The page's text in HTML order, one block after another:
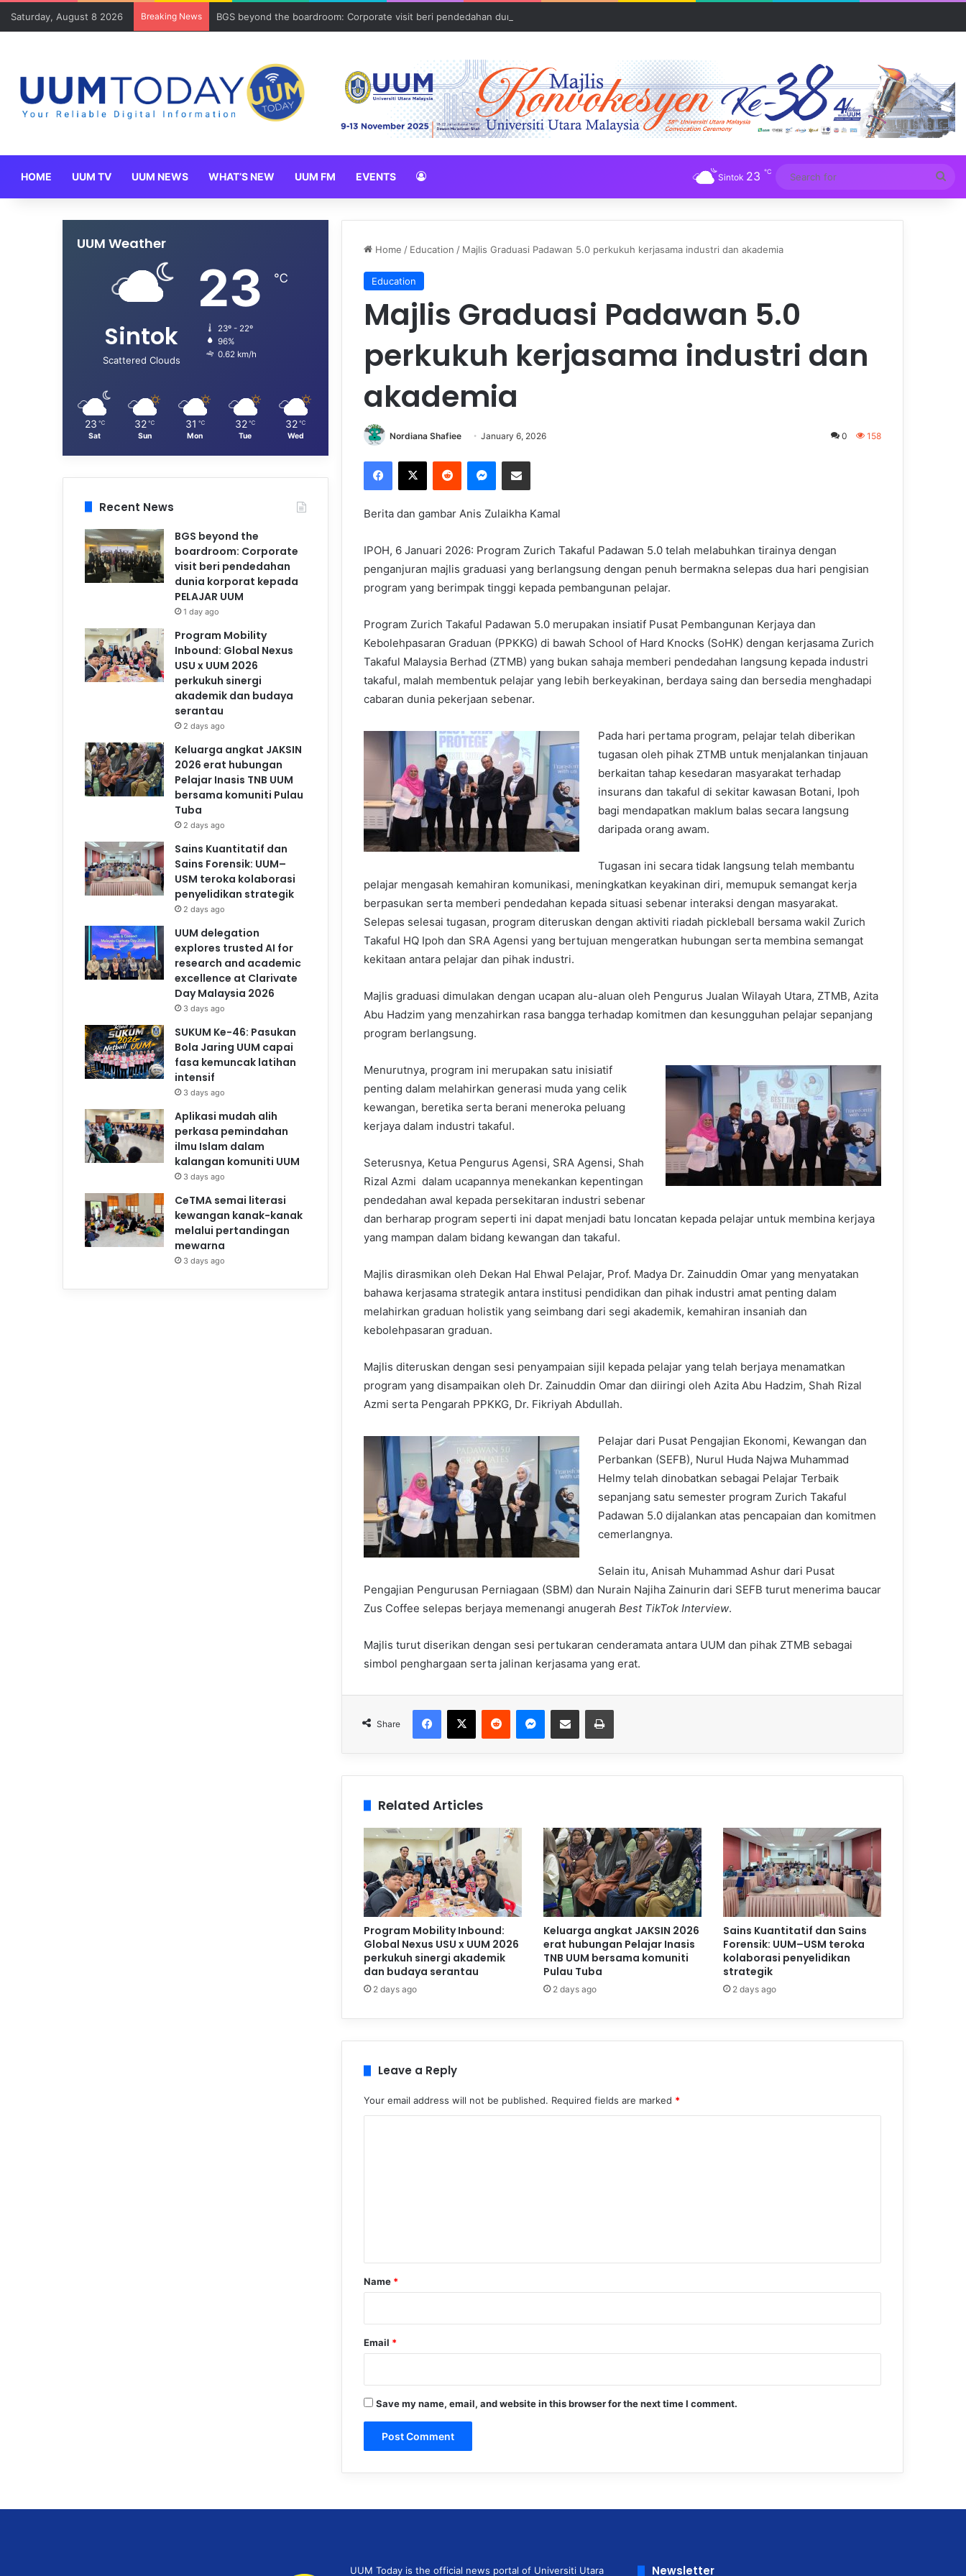
Saturday, August 8 2026 Breaking News BGS beyond the boardroom: Corporate visit beri pendedahan dunia korporat kepada PELAJAR UUM
HOME UUM TV UUM NEWS WHAT’S NEW UUM FM EVENTS Sintok 23 ℃
for
Home / Education / Majlis Graduasi Padawan 5.0 perkukuh kerjasama industri dan akademia
Education
Majlis Graduasi Padawan 5.0
perkukuh kerjasama industri dan
akademia
Nordiana Shafiee January 6, 2026 0 158
Berita dan gambar Anis Zulaikha Kamal
IPOH, 6 Januari 2026: Program Zurich Takaful Padawan 5.0 telah melabuhkan tirainya dengan
penganjuran majlis graduasi yang berlangsung dengan penuh bermakna selepas dua hari pengisian
program yang berimpak tinggi kepada pembangunan pelajar.
Program Zurich Takaful Padawan 5.0 merupakan insiatif Pusat Pembangunan Kerjaya dan
Kebolehpasaran Graduan (PPKKG) di bawah School of Hard Knocks (SoHK) dengan kerjasama Zurich
Takaful Malaysia Berhad (ZTMB) yang bukan sahaja memberi pendedahan langsung kepada industri
takaful, malah membentuk pelajar yang lebih berkeyakinan, berdaya saing dan bersedia menghadapi
cabaran dunia pekerjaan sebenar.
Pada hari pertama program, pelajar telah diberikan
tugasan oleh pihak ZTMB untuk menjalankan tinjauan
berkaitan tahap kesedaran masyarakat terhadap
insurans dan takaful di sekitar kawasan Botani, Ipoh
bagi mendapatkan maklum balas secara langsung
daripada orang awam.
Tugasan ini secara tidak langsung telah membantu
pelajar mengasah kemahiran komunikasi, meningkatkan keyakinan diri, memupuk semangat kerja
berpasukan serta memberi pendedahan kepada situasi sebenar interaksi dengan masyarakat.
Selepas selesai tugasan, program diteruskan dengan aktiviti riadah pickleball bersama wakil Zurich
Takaful HQ Ipoh dan SRA Agensi yang bertujuan mengeratkan hubungan serta membina semangat
kekitaan antara pelajar dan pihak industri.
Majlis graduasi dimulakan dengan ucapan alu-aluan oleh Pengurus Jualan Wilayah Utara, ZTMB, Azita
Abu Hadzim yang menzahirkan rasa bangga terhadap komitmen dan kesungguhan pelajar sepanjang
program berlangsung.
Menurutnya, program ini merupakan satu inisiatif
penting dalam melahirkan generasi muda yang celik
kewangan, beretika serta berani meneroka peluang
kerjaya dalam industri takaful.
Seterusnya, Ketua Pengurus Agensi, SRA Agensi, Shah
Rizal Azmi dalam ucapannya menekankan kepentingan
pendedahan awal kepada persekitaran industri sebenar
dan berharap program seperti ini dapat menjadi batu loncatan kepada pelajar untuk membina kerjaya
yang mampan dalam bidang kewangan dan takaful.
Majlis dirasmikan oleh Dekan Hal Ehwal Pelajar, Prof. Madya Dr. Zainuddin Omar yang menyatakan
bahawa kerjasama strategik antara institusi pendidikan dan pihak industri amat penting dalam
melahirkan graduan holistik yang seimbang dari segi akademik, kemahiran insaniah dan
kebolehpasaran graduan.
Majlis diteruskan dengan sesi penyampaian sijil kepada pelajar yang telah berjaya menamatkan
program yang disampaikan oleh Dr. Zainuddin Omar dan diiringi oleh Azita Abu Hadzim, Shah Rizal
Azmi serta Pengarah PPKKG, Dr. Fikriyah Abdullah.
Pelajar dari Pusat Pengajian Ekonomi, Kewangan dan
Perbankan (SEFB), Nurul Huda Najwa Muhammad
Helmy telah dinobatkan sebagai Pelajar Terbaik
sepanjang satu semester program Zurich Takaful
Padawan 5.0 dijalankan atas pencapaian dan komitmen
cemerlangnya.
Selain itu, Anisah Muhammad Ashur dari Pusat
Pengajian Pengurusan Perniagaan (SBM) dan Nurain Najiha Zainurin dari SEFB turut menerima baucar
Zus Coffee selepas berjaya memenangi anugerah Best TikTok Interview.
Majlis turut diserikan dengan sesi pertukaran cenderamata antara UUM dan pihak ZTMB sebagai
simbol penghargaan serta jalinan kerjasama yang erat.
Share
Related Articles
Program Mobility Inbound:
Global Nexus USU x UUM 2026
perkukuh sinergi akademik
dan budaya serantau
2 days ago
Keluarga angkat JAKSIN 2026
erat hubungan Pelajar Inasis
TNB UUM bersama komuniti
Pulau Tuba
2 days ago
Sains Kuantitatif dan Sains
Forensik: UUM–USM teroka
kolaborasi penyelidikan
strategik
2 days ago
Leave a Reply
Your email address will not be published. Required fields are marked *
*
Name *
Email *
Save my name, email, and website in this browser for the next time I comment.
UUM Weather
Sintok
Scattered Clouds
23 ℃
23º - 22º
96%
0.62 km/h
23 ℃
Sat
32 ℃
Sun
31 ℃
Mon
32 ℃
Tue
32 ℃
Wed
Recent News
BGS beyond the
boardroom: Corporate
visit beri pendedahan
dunia korporat kepada
PELAJAR UUM
1 day ago
Program Mobility
Inbound: Global Nexus
USU x UUM 2026
perkukuh sinergi
akademik dan budaya
serantau
2 days ago
Keluarga angkat JAKSIN
2026 erat hubungan
Pelajar Inasis TNB UUM
bersama komuniti Pulau
Tuba
2 days ago
Sains Kuantitatif dan
Sains Forensik: UUM–
USM teroka kolaborasi
penyelidikan strategik
2 days ago
UUM delegation
explores trusted AI for
research and academic
excellence at Clarivate
Day Malaysia 2026
3 days ago
SUKUM Ke-46: Pasukan
Bola Jaring UUM capai
fasa kemuncak latihan
intensif
3 days ago
Aplikasi mudah alih
perkasa pemindahan
ilmu Islam dalam
kalangan komuniti UUM
3 days ago
CeTMA semai literasi
kewangan kanak-kanak
melalui pertandingan
mewarna
3 days ago
UUM Today is the official news portal of Universiti Utara Newsletter